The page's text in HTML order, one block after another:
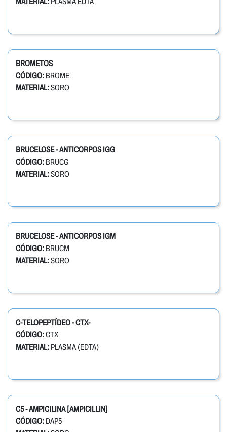
BROMETOS
CÓDIGO: BROME
MATERIAL:SORO
BRUCELOSE - ANTICORPOS IGG
CÓDIGO: BRUCG
MATERIAL:SORO
BRUCELOSE - ANTICORPOS IGM
CÓDIGO: BRUCM
MATERIAL:SORO
C-TELOPEPTÍDEO - CTX-
CÓDIGO:CTX
MATERIAL: PLASMA (EDTA)
C5 - AMPICILINA [AMPICILLIN]
CÓDIGO: DAP5